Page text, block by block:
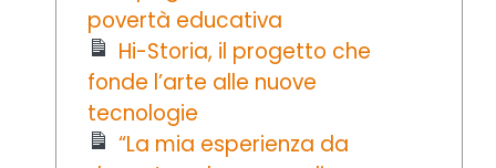
povertà educativa
Hi-Storia, il progetto che
fonde l’arte alle nuove
tecnologie
“La mia esperienza da